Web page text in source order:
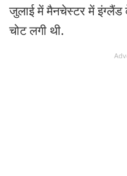
जुलाई में मैनचेस्टर में
चोट लगी थी.